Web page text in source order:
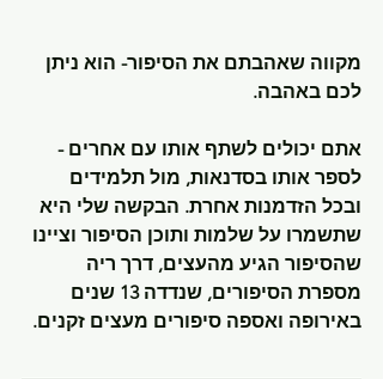
מקווה שאהבתם את הסיפור- הוא ניתן
לכם באהבה.
אתם יכולים לשתף אותו עם אחרים -
לספר אותו בסדנאות, מול תלמידים
ובכל הזדמנות אחרת. הבקשה שלי היא
שתשמרו על שלמות ותוכן הסיפור וציינו
שהסיפור הגיע מהעצים, דרך ריה
מספרת הסיפורים, שנדדה 13 שנים
באירופה ואספה סיפורים מעצים זקנים.